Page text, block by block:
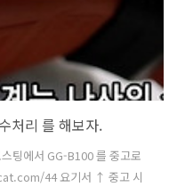
처리 를 해보자.
팅에서 GG-B100 를 중고로
44 요기서 ↑ 중고 시